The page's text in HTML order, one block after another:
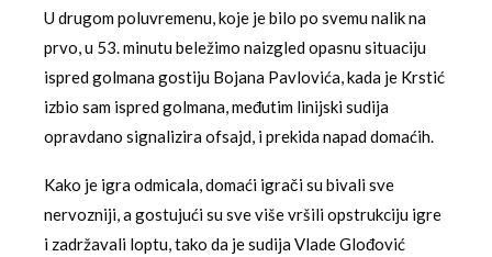
U drugom poluvremenu, koje je bilo po svemu nalik na
prvo, u 53. minutu beležimo naizgled opasnu situaciju
ispred golmana gostiju Bojana Pavlovića, kada je Krstić
izbio sam ispred golmana, međutim linijski sudija
opravdano signalizira ofsajd, i prekida napad domaćih.
Kako je igra odmicala, domaći igrači su bivali sve
nervozniji, a gostujući su sve više vršili opstrukciju igre
i zadržavali loptu, tako da je sudija Vlade Glođović